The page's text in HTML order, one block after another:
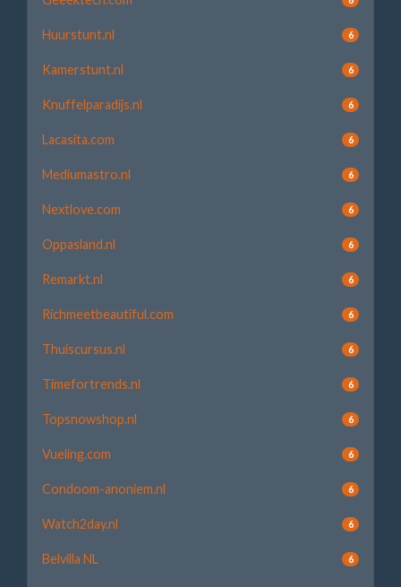
Huurstunt.nl 6
Kamerstunt.nl 6
Knuffelparadijs.nl 6
Lacasita.com 6
Mediumastro.nl 6
Nextlove.com 6
Oppasland.nl 6
Remarkt.nl 6
Richmeetbeautiful.com 6
Thuiscursus.nl 6
Timefortrends.nl 6
Topsnowshop.nl 6
Vueling.com 6
Condoom-anoniem.nl 6
Watch2day.nl 6
Belvilla NL 6